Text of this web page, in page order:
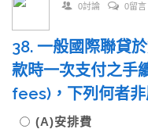
0討論 0留言
38. 一般國際聯貸
款時一次支付之
fees)，下列何者非
(A)安排費